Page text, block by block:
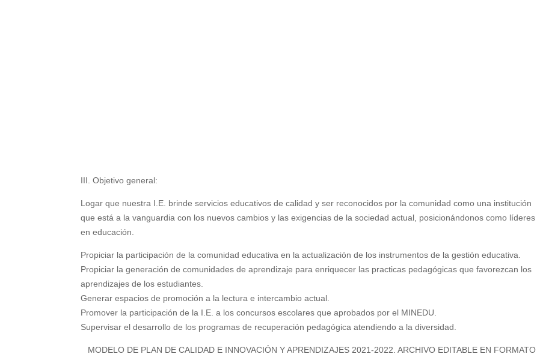
III. Objetivo general:
Logar que nuestra I.E. brinde servicios educativos de calidad y ser reconocidos por la comunidad como una institución
que está a la vanguardia con los nuevos cambios y las exigencias de la sociedad actual, posicionándonos como líderes
en educación.
Propiciar la participación de la comunidad educativa en la actualización de los instrumentos de la gestión educativa.
Propiciar la generación de comunidades de aprendizaje para enriquecer las practicas pedagógicas que favorezcan los
aprendizajes de los estudiantes.
Generar espacios de promoción a la lectura e intercambio actual.
Promover la participación de la I.E. a los concursos escolares que aprobados por el MINEDU.
Supervisar el desarrollo de los programas de recuperación pedagógica atendiendo a la diversidad.
MODELO DE PLAN DE CALIDAD E INNOVACIÓN Y APRENDIZAJES 2021-2022. ARCHIVO EDITABLE EN FORMATO